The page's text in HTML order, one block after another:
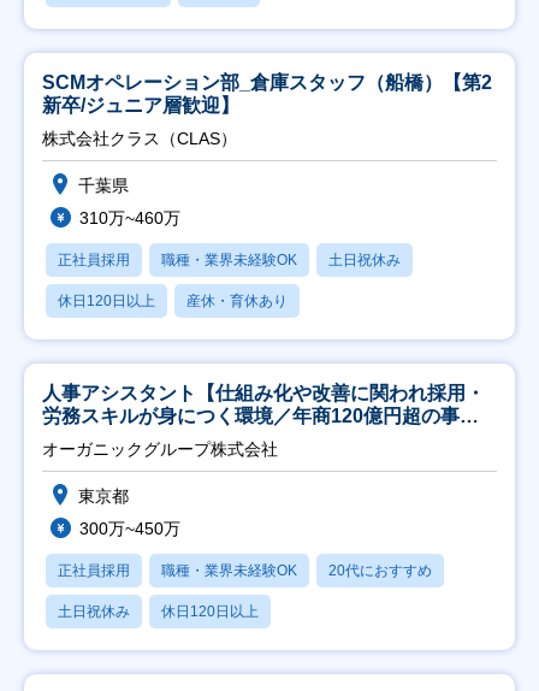
SCMオペレーション部_倉庫スタッフ（船橋）【第2
新卒/ジュニア層歓迎】
株式会社クラス（CLAS）
千葉県
310万~460万
正社員採用 職種・業界未経験OK 土日祝休み
休日120日以上 産休・育休あり
人事アシスタント【仕組み化や改善に関われ採用・
労務スキルが身につく環境／年商120億円超の事業
会社】
オーガニックグループ株式会社
東京都
300万~450万
正社員採用 職種・業界未経験OK 20代におすすめ
土日祝休み 休日120日以上